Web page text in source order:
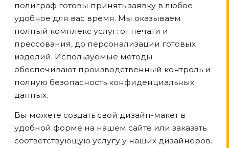
полиграф готовы принять заявку в любое
удобное для вас время. Мы оказываем
полный комплекс услуг: от печати и
прессования, до персонализации готовых
изделий. Используемые методы
обеспечивают производственный контроль и
полную безопасность конфиденциальных
данных.
Вы можете создать свой дизайн-макет в
удобной форме на нашем сайте или заказать
соответствующую услугу у наших дизайнеров.